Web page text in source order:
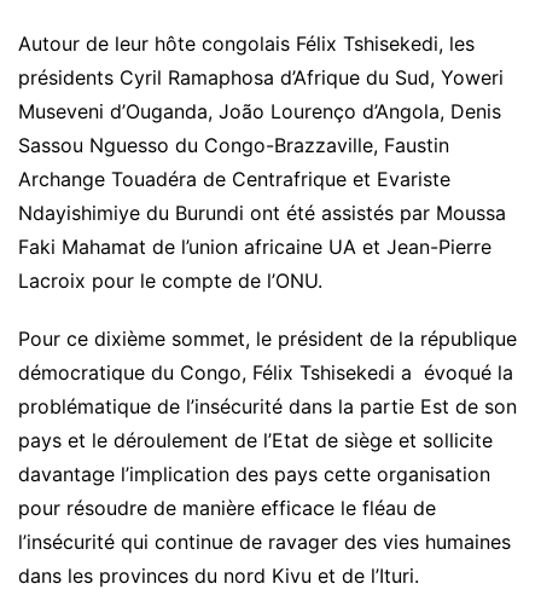
Autour de leur hôte congolais Félix Tshisekedi, les
présidents Cyril Ramaphosa d’Afrique du Sud, Yoweri
Museveni d’Ouganda, João Lourenço d’Angola, Denis
Sassou Nguesso du Congo-Brazzaville, Faustin
Archange Touadéra de Centrafrique et Evariste
Ndayishimiye du Burundi ont été assistés par Moussa
Faki Mahamat de l’union africaine UA et Jean-Pierre
Lacroix pour le compte de l’ONU.
Pour ce dixième sommet, le président de la république
démocratique du Congo, Félix Tshisekedi a évoqué la
problématique de l’insécurité dans la partie Est de son
pays et le déroulement de l’Etat de siège et sollicite
davantage l’implication des pays cette organisation
pour résoudre de manière efficace le fléau de
l’insécurité qui continue de ravager des vies humaines
dans les provinces du nord Kivu et de l’Ituri.